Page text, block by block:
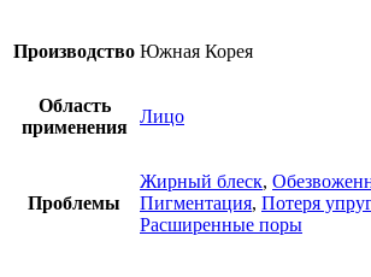
Производство Южная Корея
Область
применения
Лицо
Проблемы
Жирный блеск,
Пигментация, Потеря
Расширенные поры